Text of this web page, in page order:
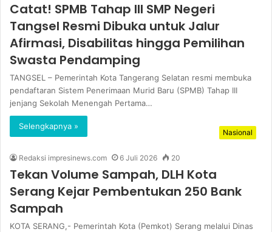
Catat! SPMB Tahap III SMP Negeri
Tangsel Resmi Dibuka untuk Jalur
Afirmasi, Disabilitas hingga Pemilihan
Swasta Pendamping
TANGSEL – Pemerintah Kota Tangerang Selatan resmi membuka
pendaftaran Sistem Penerimaan Murid Baru (SPMB) Tahap III
jenjang Sekolah Menengah Pertama…
Selengkapnya »
Nasional
Redaksi impresinews.com 6 Juli 2026 20
Tekan Volume Sampah, DLH Kota
Serang Kejar Pembentukan 250 Bank
Sampah
KOTA SERANG,- Pemerintah Kota (Pemkot) Serang melalui Dinas